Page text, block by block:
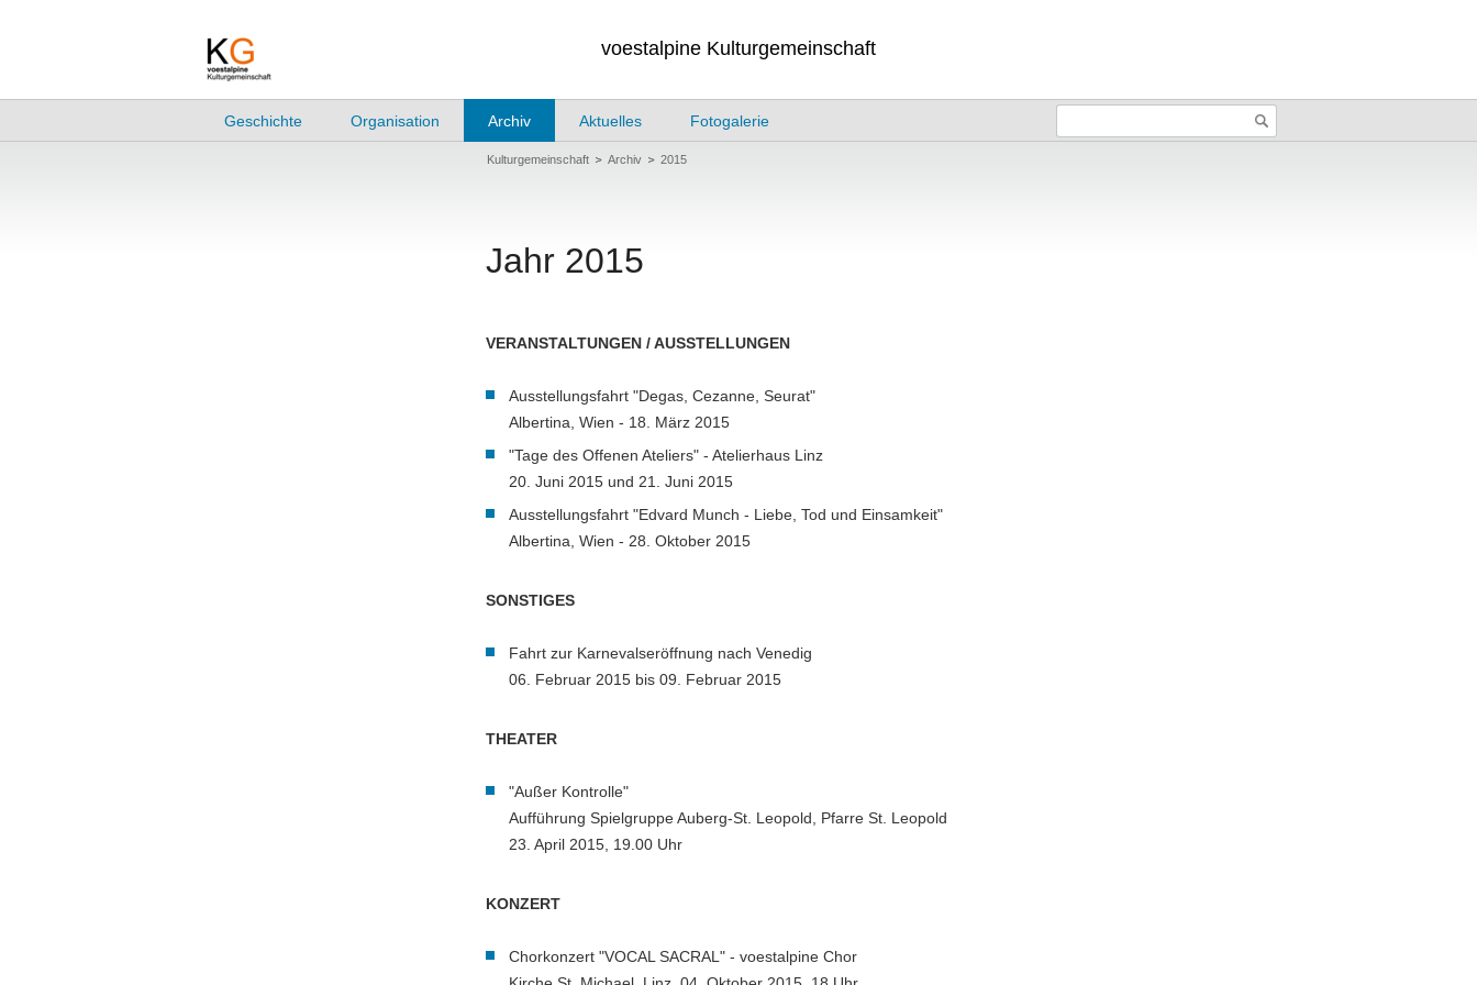
voestalpine Kulturgemeinschaft
Geschichte Organisation Archiv Aktuelles Fotogalerie
Kulturgemeinschaft Archiv 2015
Jahr 2015
VERANSTALTUNGEN / AUSSTELLUNGEN
Ausstellungsfahrt "Degas, Cezanne, Seurat"
Albertina, Wien - 18. März 2015
"Tage des Offenen Ateliers" - Atelierhaus Linz
20. Juni 2015 und 21. Juni 2015
Ausstellungsfahrt "Edvard Munch - Liebe, Tod und Einsamkeit"
Albertina, Wien - 28. Oktober 2015
SONSTIGES
Fahrt zur Karnevalseröffnung nach Venedig
06. Februar 2015 bis 09. Februar 2015
THEATER
"Außer Kontrolle"
Aufführung Spielgruppe Auberg-St. Leopold, Pfarre St. Leopold
23. April 2015, 19.00 Uhr
KONZERT
Chorkonzert "VOCAL SACRAL" - voestalpine Chor